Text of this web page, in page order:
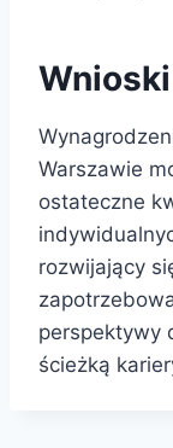
Wnioski
Warszawie
ostateczne
rozwijający
perspektywy
ścieżką